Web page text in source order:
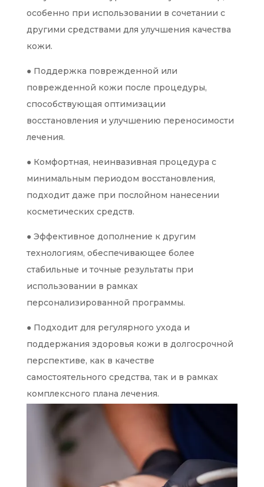
особенно при использовании в сочетании с
другими средствами для улучшения качества
кожи.
● Поддержка поврежденной или
поврежденной кожи после процедуры,
способствующая оптимизации
восстановления и улучшению переносимости
лечения.
● Комфортная, неинвазивная процедура с
минимальным периодом восстановления,
подходит даже при послойном нанесении
косметических средств.
● Эффективное дополнение к другим
технологиям, обеспечивающее более
стабильные и точные результаты при
использовании в рамках
персонализированной программы.
● Подходит для регулярного ухода и
поддержания здоровья кожи в долгосрочной
перспективе, как в качестве
самостоятельного средства, так и в рамках
комплексного плана лечения.